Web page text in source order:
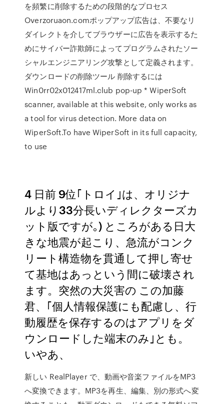
を頻繁に削除するための段階的なプロセス
Overzoruaon.comポップアップ広告は、不要なリ
ダイレクトを介してブラウザーに広告を表示するた
めにサイバー詐欺師によってプログラムされたソー
シャルエンジニアリング攻撃として定義されます。
ダウンロードの削除ツール 削除するには
Win0rr02x012417ml.club pop-up * WiperSoft
scanner, available at this website, only works as
a tool for virus detection. More data on
WiperSoft.To have WiperSoft in its full capacity,
to use
4 日前 9位｢トロイ｣は、オリジナ
ルより33分長いディレクターズカ
ット版ですが｡) ところがある日大
きな地震が起こり、急流がコンク
リート構造物を貫通して押し寄せ
て基地はあっという間に破壊され
ます。突然の大災害の この加藤
君、｢個人情報保護にも配慮し、行
動履歴を保存するのはアプリをダ
ウンロードした端末のみ｣とも。
いやあ、
新しい RealPlayer で、動画や音楽ファイルをMP3
へ変換できます。MP3を再生、編集、別の形式へ変